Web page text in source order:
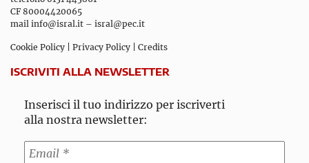
CF 80004420065
mail info@isral.it – isral@pec.it
Cookie Policy Privacy Policy Credits
ISCRIVITI ALLA NEWSLETTER
Inserisci il tuo indirizzo per iscriverti
alla nostra newsletter: